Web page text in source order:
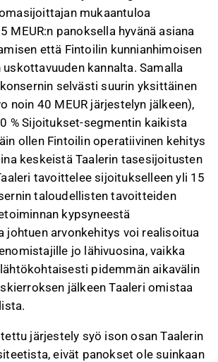
mukaantuloa
MEUR:n panoksella hyvänä asiana
että Fintoilin kunnianhimoisen
kannalta. Samalla
selvästi suurin yksittäinen
noin 40 MEUR järjestelyn jälkeen),
% Sijoitukset-segmentin kaikista
ollen Fintoilin operatiivinen kehitys
keskeistä Taalerin tasesijoitusten
tavoittelee sijoitukselleen yli 15
taloudellisten tavoitteiden
kypsyneestä
johtuen arvonkehitys voi realisoitua
jo lähivuosina, vaikka
pidemmän aikavälin
jälkeen Taaleri omistaa
järjestely syö ison osan Taalerin
eivät panokset ole suinkaan